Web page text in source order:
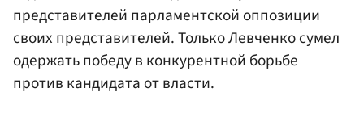
представителей парламентской оппозиции
своих представителей. Только Левченко сумел
одержать победу в конкурентной борьбе
против кандидата от власти.